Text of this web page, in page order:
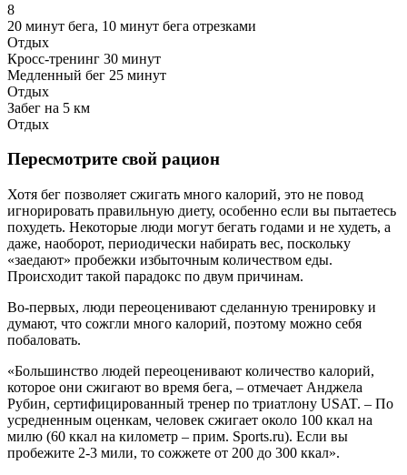
8
20 минут бега, 10 минут бега отрезками
Отдых
Кросс-тренинг 30 минут
Медленный бег 25 минут
Отдых
Забег на 5 км
Отдых
Пересмотрите свой рацион
Хотя бег позволяет сжигать много калорий, это не повод
игнорировать правильную диету, особенно если вы пытаетесь
похудеть. Некоторые люди могут бегать годами и не худеть, а
даже, наоборот, периодически набирать вес, поскольку
«заедают» пробежки избыточным количеством еды.
Происходит такой парадокс по двум причинам.
Во-первых, люди переоценивают сделанную тренировку и
думают, что сожгли много калорий, поэтому можно себя
побаловать.
«Большинство людей переоценивают количество калорий,
которое они сжигают во время бега, – отмечает Анджела
Рубин, сертифицированный тренер по триатлону USAT. – По
усредненным оценкам, человек сжигает около 100 ккал на
милю (60 ккал на километр – прим. Sports.ru). Если вы
пробежите 2-3 мили, то сожжете от 200 до 300 ккал».